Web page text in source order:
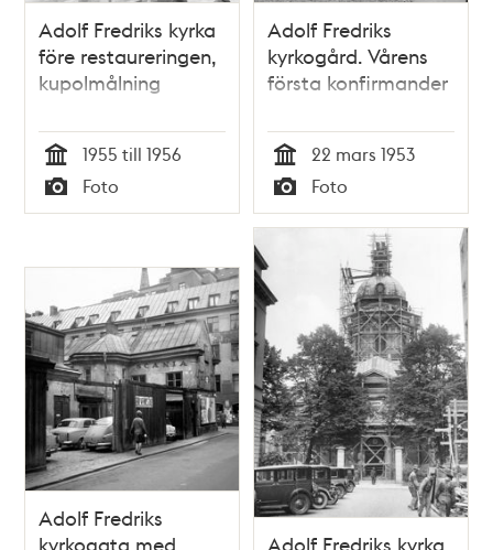
Adolf Fredriks kyrka
före restaureringen,
kupolmålning
Tid
1955 till 1956
Typ
Foto
Adolf Fredriks
kyrkogård. Vårens
första konfirmander
Tid
22 mars 1953
Typ
Foto
Adolf Fredriks
kyrkogata med
Adolf Fredriks kyrka